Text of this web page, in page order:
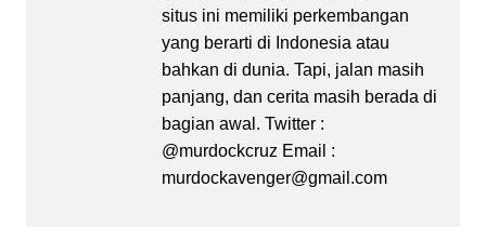
situs ini memiliki perkembangan
yang berarti di Indonesia atau
bahkan di dunia. Tapi, jalan masih
panjang, dan cerita masih berada di
bagian awal. Twitter :
@murdockcruz Email :
murdockavenger@gmail.com